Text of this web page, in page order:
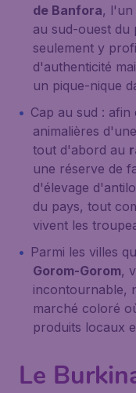
de Banfora, l'un
au sud-ouest du
seulement y
d'authenticité
un pique-nique
Cap au sud :
animalières
tout d'abord au
une réserve de
d'élevage
du pays, tout
vivent les
Parmi les villes
Gorom-Gorom,
incontournable,
marché coloré
produits locaux
Le